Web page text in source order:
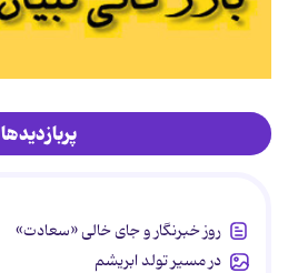
پربازدیدها
روز خبرنگار و جای خالی «سعادت»
در مسیر تولد ابریشم